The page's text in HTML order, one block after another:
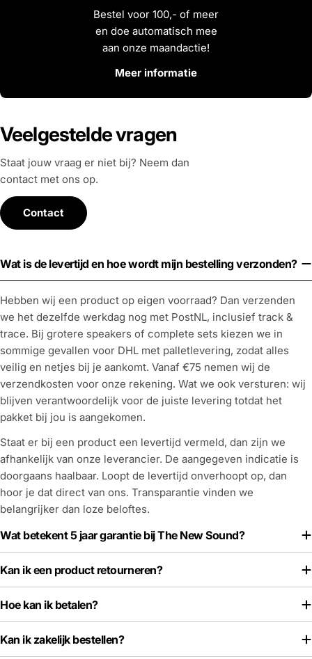
Bestel voor 100,- of meer
en doe automatisch mee
aan onze maandactie!
Meer informatie
Veelgestelde vragen
Staat jouw vraag er niet bij? Neem dan
contact met ons op.
Contact
Wat is de levertijd en hoe wordt mijn bestelling verzonden?
Hebben wij een product op eigen voorraad? Dan verzenden
we het dezelfde werkdag nog met PostNL, inclusief track &
trace. Bij grotere speakers of complete sets kiezen we in
sommige gevallen voor DHL met palletlevering, zodat alles
veilig en netjes bij je aankomt. Vanaf €75 nemen wij de
verzendkosten voor onze rekening. Wat we ook versturen: wij
blijven verantwoordelijk voor de juiste levering totdat het
pakket bij jou is aangekomen.
Staat er bij een product een levertijd vermeld, dan zijn we
afhankelijk van onze leverancier. De aangegeven indicatie is
doorgaans haalbaar. Loopt de levertijd onverhoopt op, dan
hoor je dat direct van ons. Transparantie vinden we
belangrijker dan loze beloftes.
Wat betekent 5 jaar garantie bij The New Sound?
Kan ik een product retourneren?
Hoe kan ik betalen?
Kan ik zakelijk bestellen?